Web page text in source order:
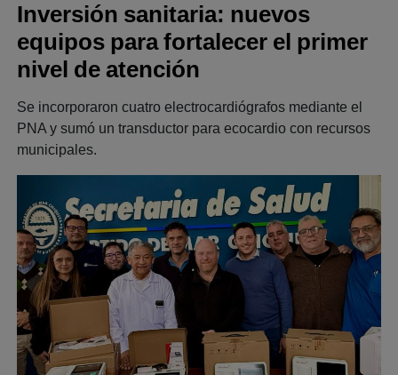
Inversión sanitaria: nuevos
equipos para fortalecer el primer
nivel de atención
Se incorporaron cuatro electrocardiógrafos mediante el
PNA y sumó un transductor para ecocardio con recursos
municipales.